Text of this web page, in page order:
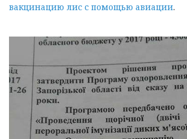
вакцинацию лис с помощью авиации.